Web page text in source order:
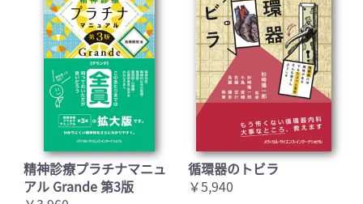
精神診療プラチナマニュ
アル Grande 第3版
循環器のトビラ
￥5,940